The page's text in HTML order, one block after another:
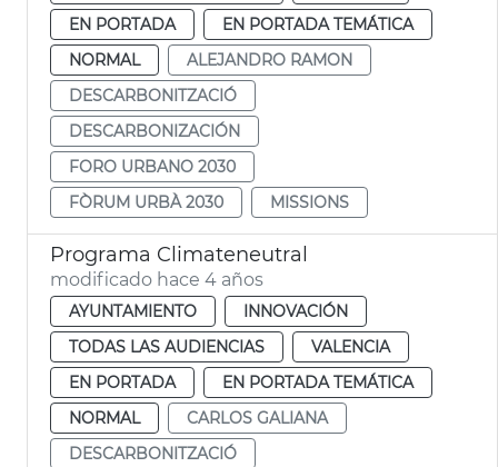
EN PORTADA
EN PORTADA TEMÁTICA
NORMAL
ALEJANDRO RAMON
DESCARBONITZACIÓ
DESCARBONIZACIÓN
FORO URBANO 2030
FÒRUM URBÀ 2030
MISSIONS
Programa Climateneutral
modificado hace 4 años
AYUNTAMIENTO
INNOVACIÓN
TODAS LAS AUDIENCIAS
VALENCIA
EN PORTADA
EN PORTADA TEMÁTICA
NORMAL
CARLOS GALIANA
DESCARBONITZACIÓ